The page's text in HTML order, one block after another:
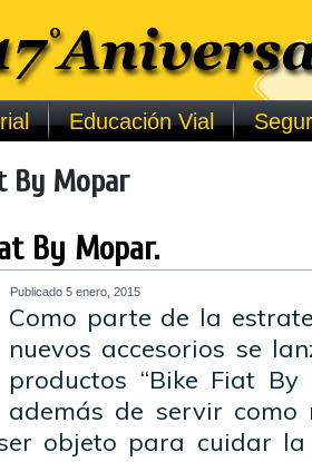
Educación Vial
By Mopar
By Mopar.
Publicado 5 enero, 2015
Como parte de la
nuevos accesorios se
productos “Bike Fiat By
además de servir
objeto para cuidar